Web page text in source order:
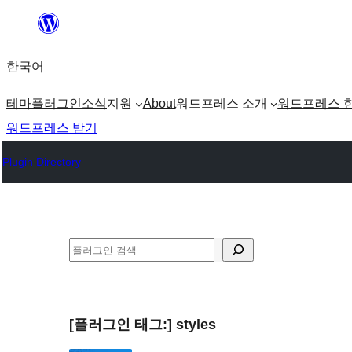
츠
로
가
한국어
테마플러그인소식지원 About워드프레스 소개 워드프레스
워드프레스 받기
Plugin Directory
검
[플러그인 태그:] styles